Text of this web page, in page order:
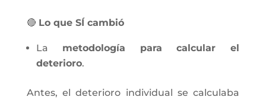
🔴 Lo que SÍ cambió
La metodología para calcular el
deterioro.
Antes, el deterioro individual se calculaba